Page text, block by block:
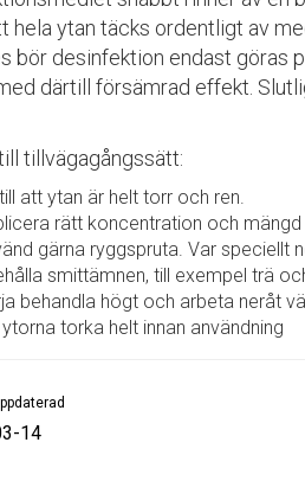
hela ytan täcks ordentligt av
bör desinfektion endast göras
därtill försämrad effekt.
tillvägagångssätt:
att ytan är helt torr och ren.
rätt koncentration och mängd
gärna ryggspruta. Var speciellt
smittämnen, till exempel trä
behandla högt och arbeta neråt
torka helt innan användning
14